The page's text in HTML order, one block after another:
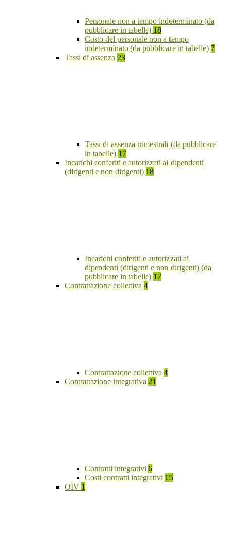
Personale non a tempo indeterminato (da
pubblicare in tabelle) 18
Costo del personale non a tempo
indeterminato (da pubblicare in tabelle) 7
Tassi di assenza 23
Tassi di assenza trimestrali (da pubblicare
in tabelle) 17
Incarichi conferiti e autorizzati ai dipendenti
(dirigenti e non dirigenti) 18
Incarichi conferiti e autorizzati ai
dipendenti (dirigenti e non dirigenti) (da
pubblicare in tabelle) 17
Contrattazione collettiva 4
Contrattazione collettiva 4
Contrattazione integrativa 21
Contratti integrativi 6
Costi contratti integrativi 15
OIV 1